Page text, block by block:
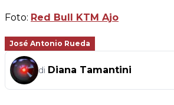
Foto: Red Bull KTM Ajo
José Antonio Rueda
di Diana Tamantini